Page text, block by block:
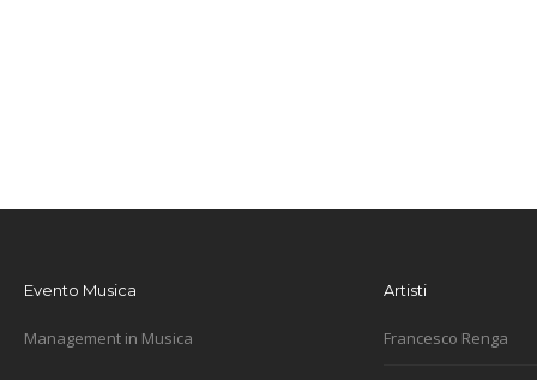
Evento Musica
Management in Musica
Artisti
Francesco Renga